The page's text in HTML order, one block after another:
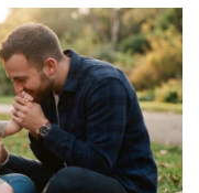
telo može da izdrži?